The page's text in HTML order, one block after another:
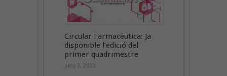
Circular Farmacèutica: Ja
disponible l’edició del
primer quadrimestre
juny 3, 2020